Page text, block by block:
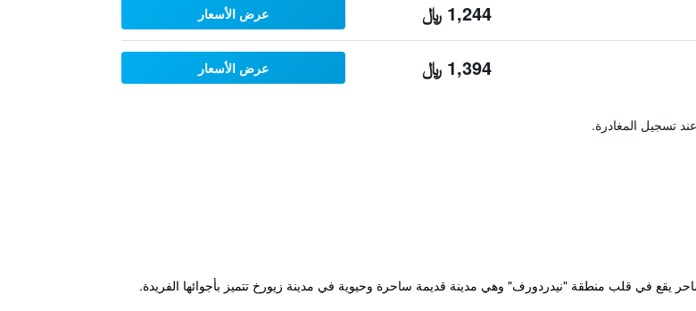
1,244 ﷼ عرض الأسعار
1,394 ﷼ عرض الأسعار
تسجيل المغادرة.
يعود تاريخه إلى القرن الـ16 مكان إقامة ساحر يقع في قلب منطقة "نيدردورف" وهي مدينة قديمة ساحرة وحيوية في مدينة زيورخ تتميز بأجوائها الفريدة.